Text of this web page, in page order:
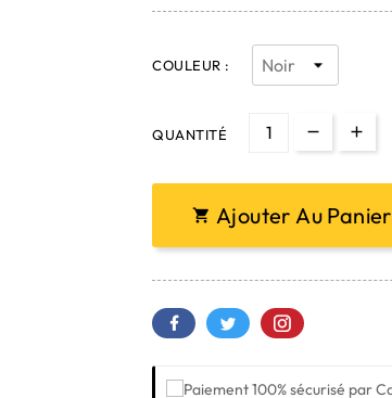
COULEUR :
QUANTITÉ
 Ajouter Au Panier